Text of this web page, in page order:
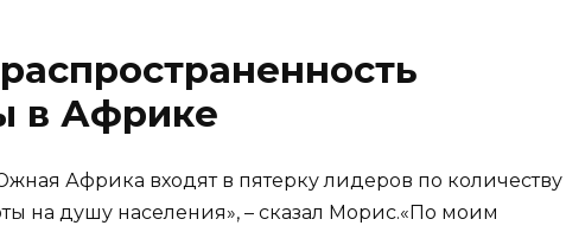
в Африке
Африка входят в пятерку лидеров по количеству
на душу населения», – сказал Морис.«По моим